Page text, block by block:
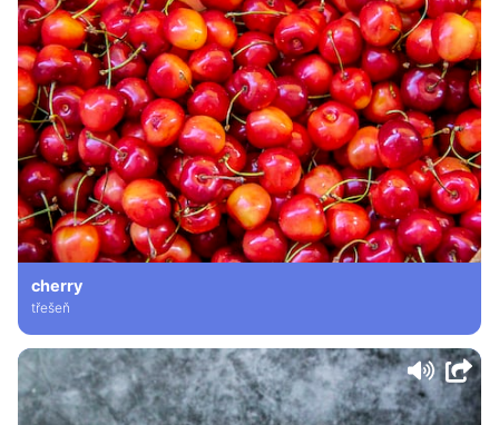
cherry
třešeň